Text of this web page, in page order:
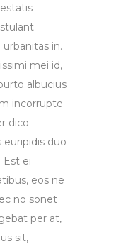
in.
mei id,
albucius
incorrupte
dico
duo
Est ei
eos ne
no sonet
per at,
sit,